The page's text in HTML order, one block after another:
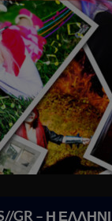
GR – Η